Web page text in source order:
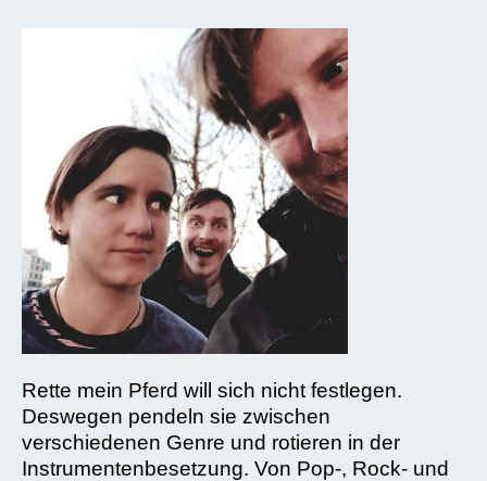
Rette mein Pferd will sich nicht festlegen.
Deswegen pendeln sie zwischen
verschiedenen Genre und rotieren in der
Instrumentenbesetzung. Von Pop-, Rock- und